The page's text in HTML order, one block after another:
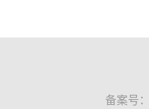
备案号：